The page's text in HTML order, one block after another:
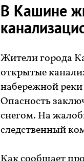
В Кашине
Жители города
открытые
набережной
Опасность
снегом. На
следственный